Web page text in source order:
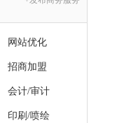
网站优化
招商加盟
会计/审计
印刷/喷绘